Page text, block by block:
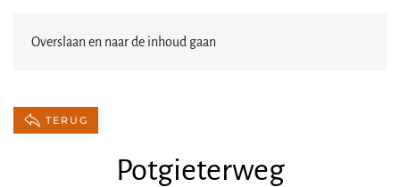
Overslaan en naar de inhoud gaan
TERUG
Potgieterweg